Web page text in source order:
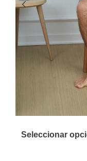
Seleccionar